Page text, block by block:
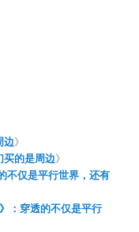
边》
的是周边》
不仅是平行世界，还有
：穿透的不仅是平行